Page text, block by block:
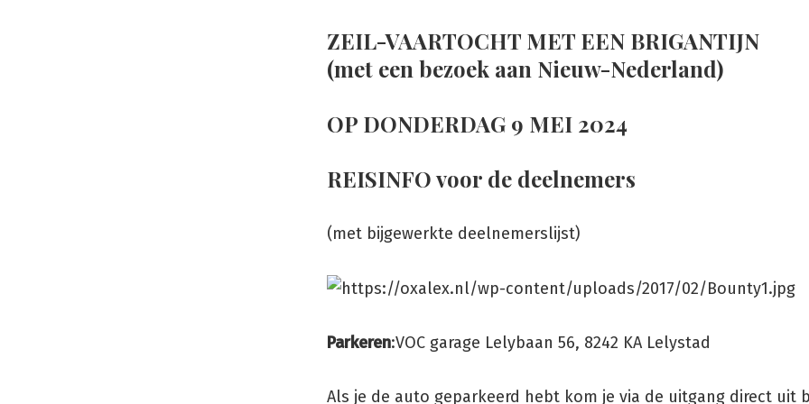
ZEIL-VAARTOCHT MET EEN BRIGANTIJN
(met een bezoek aan Nieuw-Nederland)
OP DONDERDAG 9 MEI 2024
REISINFO voor de deelnemers
(met bijgewerkte deelnemerslijst)
Parkeren:VOC garage Lelybaan 56, 8242 KA Lelystad
Als je de auto geparkeerd hebt kom je via de uitgang direct uit